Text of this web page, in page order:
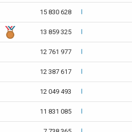
15 830 628
13 859 325
12 761 977
12 387 617
12 049 493
11 831 085